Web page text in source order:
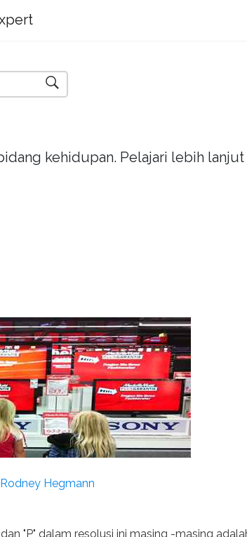
kehidupan. Pelajari lebih
Rodney Hegmann
"P" dalam resolusi ini masing -masing